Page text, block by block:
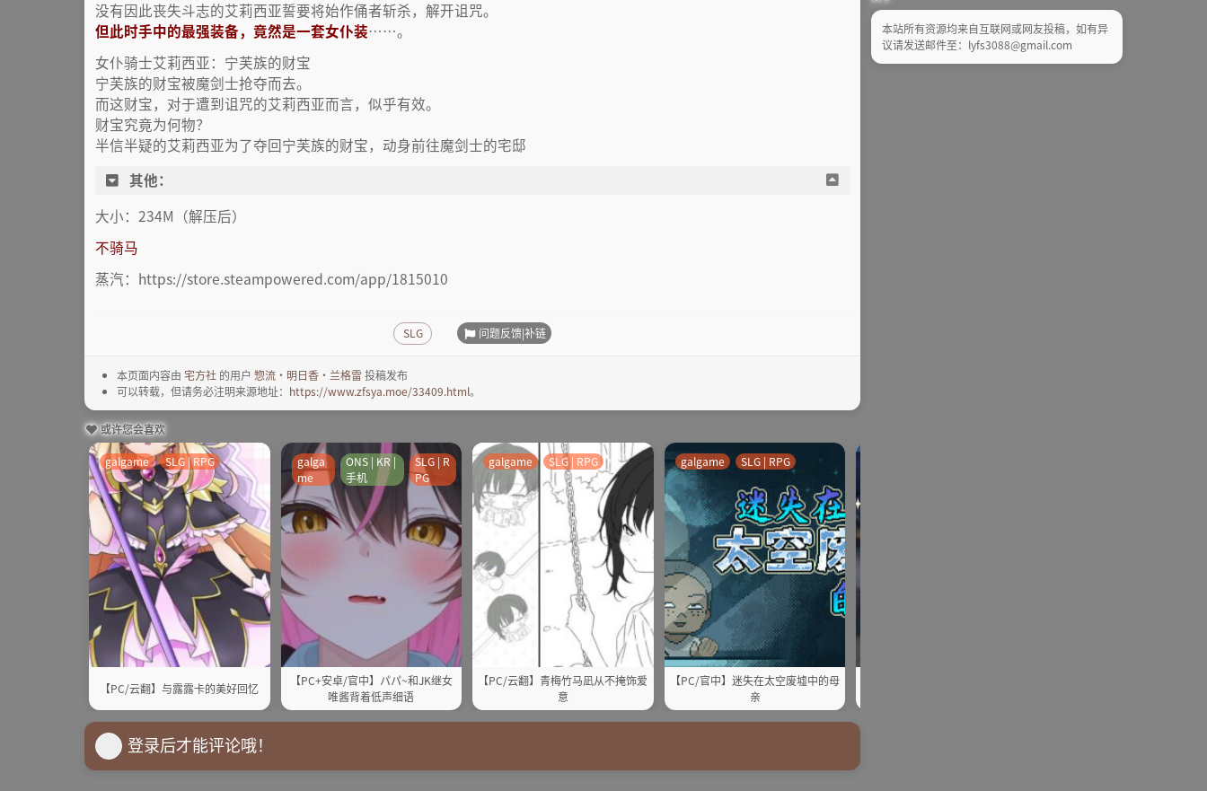
没有因此丧失斗志的艾莉西亚誓要将始作俑者斩杀，解开诅咒。
但此时手中的最强装备，竟然是一套女仆装……。
女仆骑士艾莉西亚：宁芙族的财宝
宁芙族的财宝被魔剑士抢夺而去。
而这财宝，对于遭到诅咒的艾莉西亚而言，似乎有效。
财宝究竟为何物？
半信半疑的艾莉西亚为了夺回宁芙族的财宝，动身前往魔剑士的宅邸
其他：
大小：234M（解压后）
不骑马
蒸汽：https://store.steampowered.com/app/1815010
SLG 问题反馈|补链
本页面内容由 宅方社 的用户 惣流·明日香·兰格雷 投稿发布
可以转载，但请务必注明来源地址： https://www.zfsya.moe/33409.html。
或许您会喜欢
【PC/云翻】与露露卡的美好回忆
galgame SLG | RPG
【PC+安卓/官中】パパ~和JK继女
唯酱背着低声细语
galga
me
ONS | KR |
手机
SLG | R
PG
【PC/云翻】青梅竹马凪从不掩饰爱
意
galgame SLG | RPG
【PC/官中】迷失在太空废墟中的母
亲
galgame SLG | RPG
登录后才能评论哦！
本站所有资源均来自互联网或网友投稿，如有异
议请发送邮件至：lyfs3088@gmail.com